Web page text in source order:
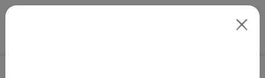
Skip to main content